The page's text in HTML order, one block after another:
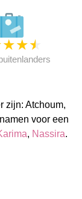
★★★
zijn: Atchoum,
voor een
, Nassira.